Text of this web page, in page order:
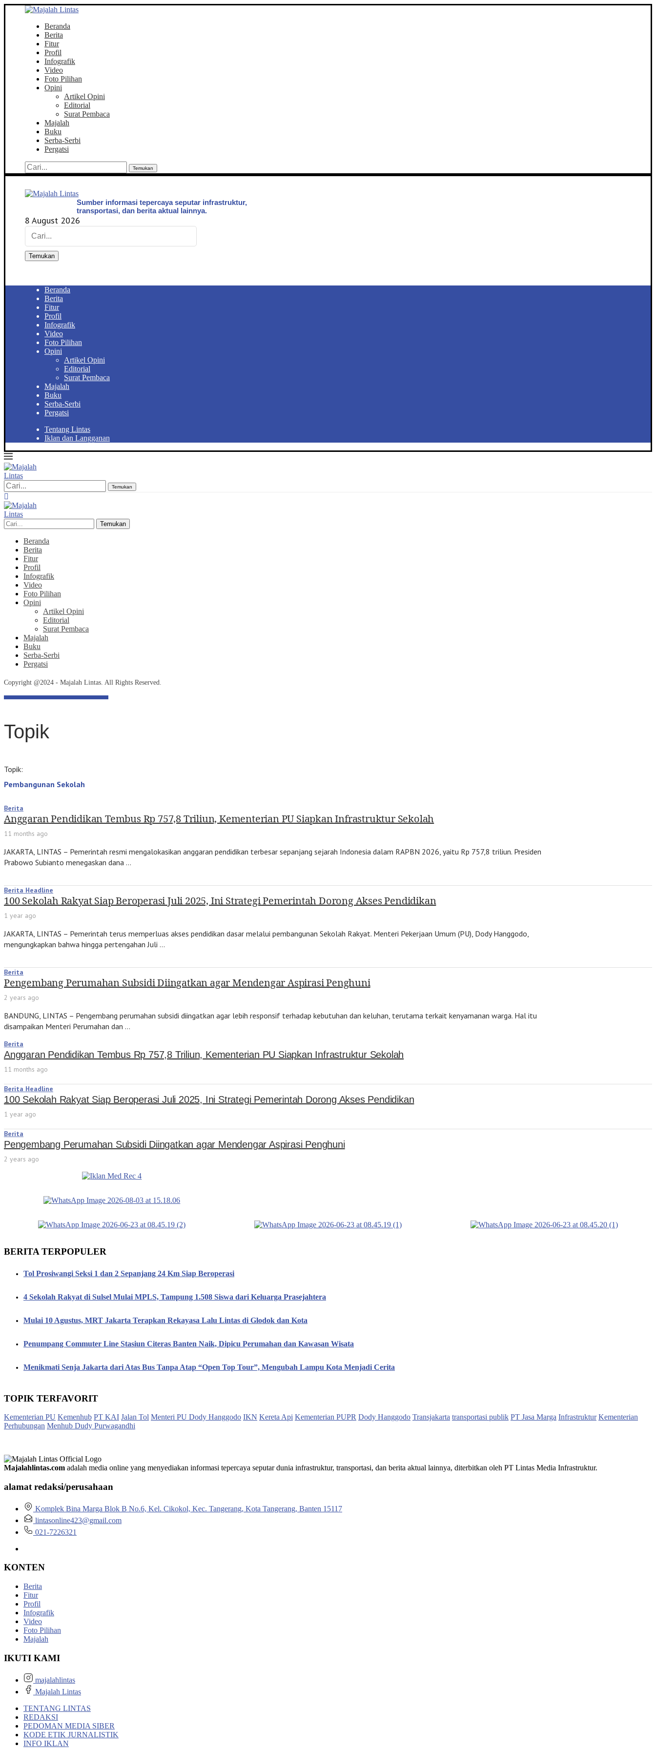
Beranda
Berita
Fitur
Profil
Infografik
Video
Foto Pilihan
Opini
Artikel Opini
Editorial
Surat Pembaca
Majalah
Buku
Serba-Serbi
Pergatsi
Temukan
Sumber informasi tepercaya seputar infrastruktur,
transportasi, dan berita aktual lainnya.
8 August 2026
Temukan
Beranda
Berita
Fitur
Profil
Infografik
Video
Foto Pilihan
Opini
Artikel Opini
Editorial
Surat Pembaca
Majalah
Buku
Serba-Serbi
Pergatsi
Tentang Lintas
Iklan dan Langganan
Temukan
Temukan
Beranda
Berita
Fitur
Profil
Infografik
Video
Foto Pilihan
Opini
Artikel Opini
Editorial
Surat Pembaca
Majalah
Buku
Serba-Serbi
Pergatsi
Copyright @2024 - Majalah Lintas. All Rights Reserved.
Topik
Topik:
Pembangunan Sekolah
Berita
Anggaran Pendidikan Tembus Rp 757,8 Triliun, Kementerian PU Siapkan Infrastruktur Sekolah
11 months ago
JAKARTA, LINTAS – Pemerintah resmi mengalokasikan anggaran pendidikan terbesar sepanjang sejarah Indonesia dalam RAPBN 2026, yaitu Rp 757,8 triliun. Presiden
Prabowo Subianto menegaskan dana …
Berita Headline
100 Sekolah Rakyat Siap Beroperasi Juli 2025, Ini Strategi Pemerintah Dorong Akses Pendidikan
1 year ago
JAKARTA, LINTAS – Pemerintah terus memperluas akses pendidikan dasar melalui pembangunan Sekolah Rakyat. Menteri Pekerjaan Umum (PU), Dody Hanggodo,
mengungkapkan bahwa hingga pertengahan Juli …
Berita
Pengembang Perumahan Subsidi Diingatkan agar Mendengar Aspirasi Penghuni
2 years ago
BANDUNG, LINTAS – Pengembang perumahan subsidi diingatkan agar lebih responsif terhadap kebutuhan dan keluhan, terutama terkait kenyamanan warga. Hal itu
disampaikan Menteri Perumahan dan …
Berita
Anggaran Pendidikan Tembus Rp 757,8 Triliun, Kementerian PU Siapkan Infrastruktur Sekolah
11 months ago
Berita Headline
100 Sekolah Rakyat Siap Beroperasi Juli 2025, Ini Strategi Pemerintah Dorong Akses Pendidikan
1 year ago
Berita
Pengembang Perumahan Subsidi Diingatkan agar Mendengar Aspirasi Penghuni
2 years ago
BERITA TERPOPULER
Tol Prosiwangi Seksi 1 dan 2 Sepanjang 24 Km Siap Beroperasi
4 Sekolah Rakyat di Sulsel Mulai MPLS, Tampung 1.508 Siswa dari Keluarga Prasejahtera
Mulai 10 Agustus, MRT Jakarta Terapkan Rekayasa Lalu Lintas di Glodok dan Kota
Penumpang Commuter Line Stasiun Citeras Banten Naik, Dipicu Perumahan dan Kawasan Wisata
Menikmati Senja Jakarta dari Atas Bus Tanpa Atap “Open Top Tour”, Mengubah Lampu Kota Menjadi Cerita
TOPIK TERFAVORIT
Kementerian PU Kemenhub PT KAI Jalan Tol Menteri PU Dody Hanggodo IKN Kereta Api Kementerian PUPR Dody Hanggodo Transjakarta transportasi publik PT Jasa Marga Infrastruktur Kementerian
Perhubungan Menhub Dudy Purwagandhi
Majalahlintas.com adalah media online yang menyediakan informasi tepercaya seputar dunia infrastruktur, transportasi, dan berita aktual lainnya, diterbitkan oleh PT Lintas Media Infrastruktur.
alamat redaksi/perusahaan
Komplek Bina Marga Blok B No.6, Kel. Cikokol, Kec. Tangerang, Kota Tangerang, Banten 15117
lintasonline423@gmail.com
021-7226321
KONTEN
Berita
Fitur
Profil
Infografik
Video
Foto Pilihan
Majalah
IKUTI KAMI
majalahlintas
Majalah Lintas
TENTANG LINTAS
REDAKSI
PEDOMAN MEDIA SIBER
KODE ETIK JURNALISTIK
INFO IKLAN